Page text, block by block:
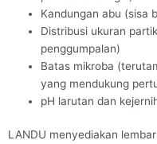
Kandungan abu (sisa
Distribusi ukuran
penggumpalan)
Batas mikroba
yang mendukung
pH larutan dan
LANDU menyediakan